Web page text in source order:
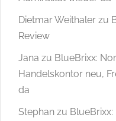
Dietmar Weithaler zu
Review
Jana zu BlueBrixx:
Handelskontor neu,
da
Stephan zu